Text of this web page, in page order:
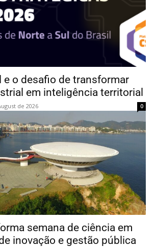
e o desafio de transformar
em inteligência territorial
de 2026 0
semana de ciência em
inovação e gestão pública